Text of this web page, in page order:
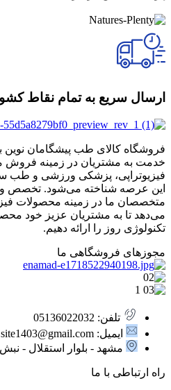
ارسال سریع به تمام نقاط
فروشگاه کالای طب پیشگامان نوین
خدمت به مشتریان در زمینه فروش
فیزیوتراپی، پزشکی ورزشی و طب
این عرصه شناخته می‌شود. تخصص و
متخصصان ما در زمینه محصولات
می‌دهد تا به مشتریان عزیز خود
تکنولوژی روز را ارائه دهیم.
مجوزهای فروشگاهی ما
تلفن: 05136022032
ایمیل: poshtibani.site1403@gmail.com
مشهد - بلوار استقلال - نبش
راه ارتباطی با ما